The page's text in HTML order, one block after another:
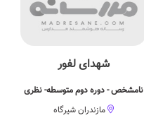
شهدای لفور
نامشخص - دوره دوم متوسطه- نظری
مازندران شیرگاه